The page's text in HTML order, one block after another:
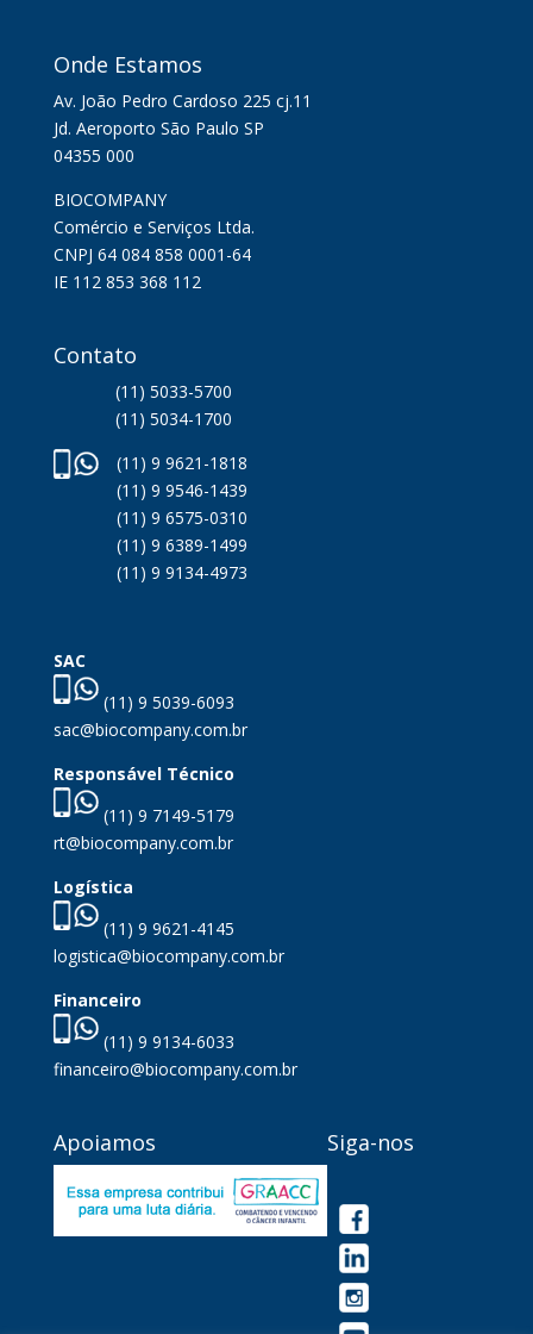
Onde Estamos
Av. João Pedro Cardoso 225 cj.11
Jd. Aeroporto São Paulo SP
04355 000
BIOCOMPANY
Comércio e Serviços Ltda.
CNPJ 64 084 858 0001-64
IE 112 853 368 112
Contato
(11) 5033-5700
(11) 5034-1700
(11) 9 9621-1818
(11) 9 9546-1439
(11) 9 6575-0310
(11) 9 6389-1499
(11) 9 9134-4973
SAC
(11) 9 5039-6093
sac@biocompany.com.br
Responsável Técnico
(11) 9 7149-5179
rt@biocompany.com.br
Logística
(11) 9 9621-4145
logistica@biocompany.com.br
Financeiro
(11) 9 9134-6033
financeiro@biocompany.com.br
Apoiamos Siga-nos